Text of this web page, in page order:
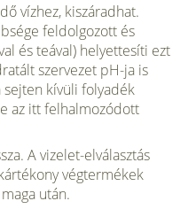
vízhez, kiszáradhat.
feldolgozott és
és teával) helyettesíti ezt
szervezet pH-ja is
sejten kívüli folyadék
az itt felhalmozódott
A vizelet-elválasztás
végtermékek
után.